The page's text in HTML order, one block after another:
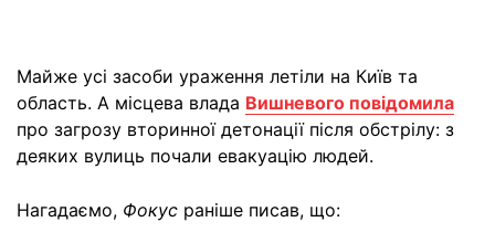
Майже усі засоби ураження летіли на Київ та
область. А місцева влада Вишневого повідомила
про загрозу вторинної детонації після обстрілу: з
деяких вулиць почали евакуацію людей.
Нагадаємо, Фокус раніше писав, що: